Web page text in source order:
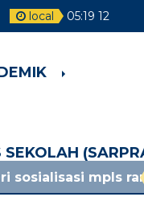
local 05:19 13
SEKOLAH
ramah 2026